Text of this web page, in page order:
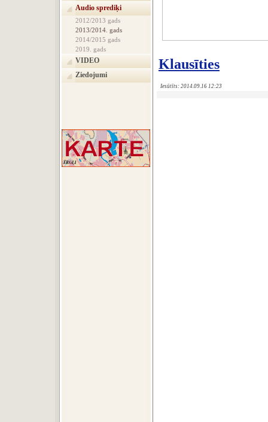
Audio sprediķi
2012/2013 gads
2013/2014. gads
2014/2015 gads
2019. gads
VIDEO
Ziedojumi
Klausīties
Iesūtīts: 2014.09.16 12:23